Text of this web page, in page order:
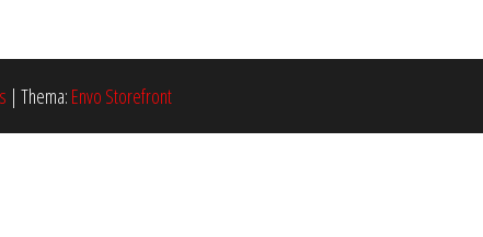
| Thema: Envo Storefront